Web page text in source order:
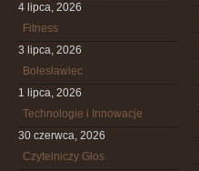
4 lipca, 2026
Fitness
3 lipca, 2026
Bolesławiec
1 lipca, 2026
Technologie i Innowacje
30 czerwca, 2026
Czytelniczy Głos